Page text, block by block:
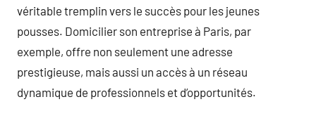
véritable tremplin vers le succès pour les jeunes
pousses. Domicilier son entreprise à Paris, par
exemple, offre non seulement une adresse
prestigieuse, mais aussi un accès à un réseau
dynamique de professionnels et d’opportunités.